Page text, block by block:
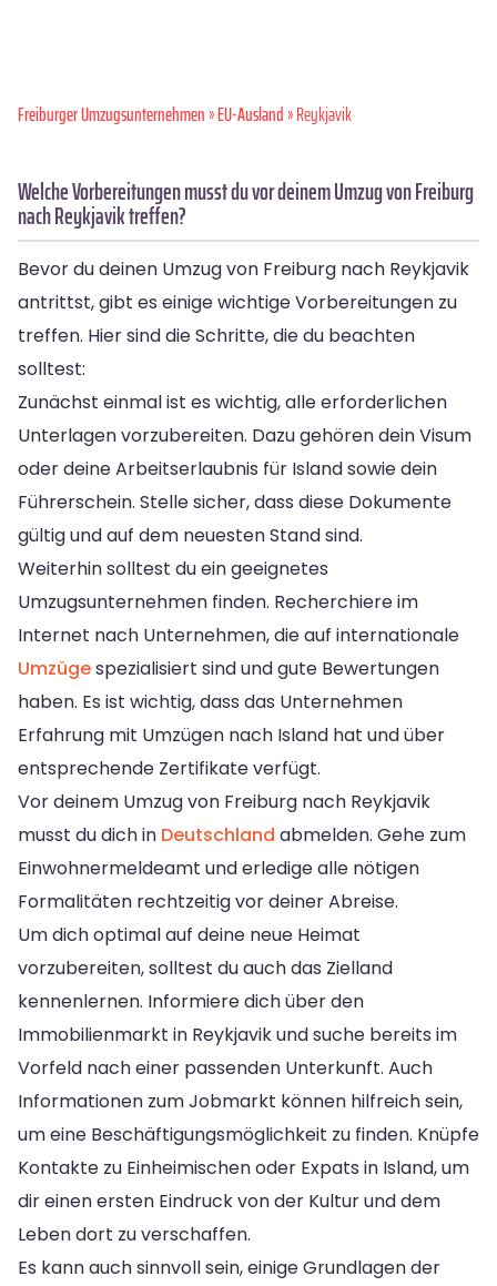
Freiburger Umzugsunternehmen»EU-Ausland» Reykjavik
Welche Vorbereitungen musst du vor deinem Umzug von Freiburg
nach Reykjavik treffen?
Bevor du deinen Umzug von Freiburg nach Reykjavik
antrittst, gibt es einige wichtige Vorbereitungen zu
treffen. Hier sind die Schritte, die du beachten
solltest:
Zunächst einmal ist es wichtig, alle erforderlichen
Unterlagen vorzubereiten. Dazu gehören dein Visum
oder deine Arbeitserlaubnis für Island sowie dein
Führerschein. Stelle sicher, dass diese Dokumente
gültig und auf dem neuesten Stand sind.
Weiterhin solltest du ein geeignetes
Umzugsunternehmen finden. Recherchiere im
Internet nach Unternehmen, die auf internationale
Umzügespezialisiert sind und gute Bewertungen
haben. Es ist wichtig, dass das Unternehmen
Erfahrung mit Umzügen nach Island hat und über
entsprechende Zertifikate verfügt.
Vor deinem Umzug von Freiburg nach Reykjavik
musst du dich in Deutschland abmelden. Gehe zum
Einwohnermeldeamt und erledige alle nötigen
Formalitäten rechtzeitig vor deiner Abreise.
Um dich optimal auf deine neue Heimat
vorzubereiten, solltest du auch das Zielland
kennenlernen. Informiere dich über den
Immobilienmarkt in Reykjavik und suche bereits im
Vorfeld nach einer passenden Unterkunft. Auch
Informationen zum Jobmarkt können hilfreich sein,
um eine Beschäftigungsmöglichkeit zu finden. Knüpfe
Kontakte zu Einheimischen oder Expats in Island, um
dir einen ersten Eindruck von der Kultur und dem
Leben dort zu verschaffen.
Es kann auch sinnvoll sein, einige Grundlagen der